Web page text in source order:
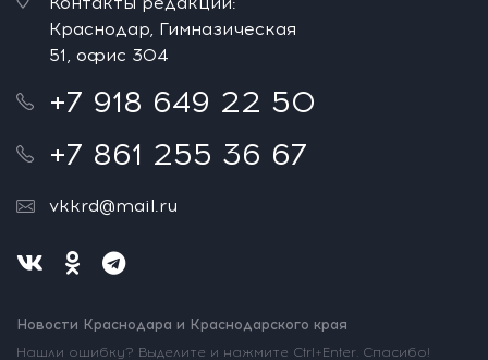
Краснодар, Гимназическая
51, офис 304
+7 918 649 22 50
+7 861 255 36 67
vkkrd@mail.ru
Новости Краснодара и Краснодарского края
Нашли ошибку? Выделите и нажмите Ctrl+Enter. Спасибо!